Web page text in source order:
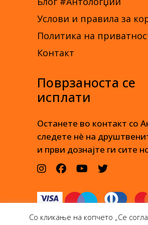
Услови и правила за
Политика на
Контакт
Поврзаноста се
исплати
Останете во контакт со
следете нè на
и први дознајте ги сите
Со кликање на копчето „Се